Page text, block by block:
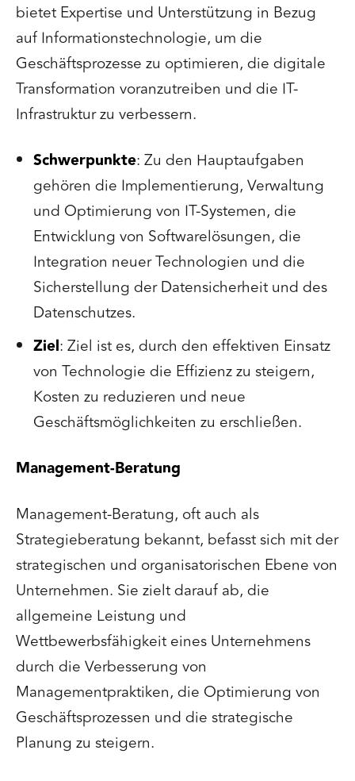
bietet Expertise und Unterstützung in Bezug
auf Informationstechnologie, um die
Geschäftsprozesse zu optimieren, die digitale
Transformation voranzutreiben und die IT-
Infrastruktur zu verbessern.
Schwerpunkte: Zu den Hauptaufgaben
gehören die Implementierung, Verwaltung
und Optimierung von IT-Systemen, die
Entwicklung von Softwarelösungen, die
Integration neuer Technologien und die
Sicherstellung der Datensicherheit und des
Datenschutzes.
Ziel: Ziel ist es, durch den effektiven Einsatz
von Technologie die Effizienz zu steigern,
Kosten zu reduzieren und neue
Geschäftsmöglichkeiten zu erschließen.
Management-Beratung
Management-Beratung, oft auch als
Strategieberatung bekannt, befasst sich mit der
strategischen und organisatorischen Ebene von
Unternehmen. Sie zielt darauf ab, die
allgemeine Leistung und
Wettbewerbsfähigkeit eines Unternehmens
durch die Verbesserung von
Managementpraktiken, die Optimierung von
Geschäftsprozessen und die strategische
Planung zu steigern.